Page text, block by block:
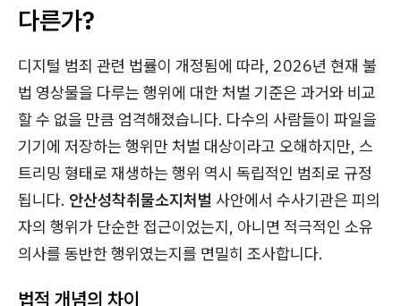
다른가?
디지털 범죄 관련 법률이 개정됨에 따라, 2026년 현재 불
법 영상물을 다루는 행위에 대한 처벌 기준은 과거와 비교
할 수 없을 만큼 엄격해졌습니다. 다수의 사람들이 파일을
기기에 저장하는 행위만 처벌 대상이라고 오해하지만, 스
트리밍 형태로 재생하는 행위 역시 독립적인 범죄로 규정
됩니다. 안산성착취물소지처벌 사안에서 수사기관은 피의
자의 행위가 단순한 접근이었는지, 아니면 적극적인 소유
의사를 동반한 행위였는지를 면밀히 조사합니다.
법적 개념의 차이